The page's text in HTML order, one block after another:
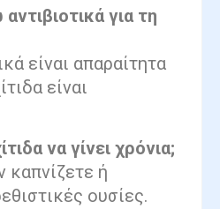
για τη
είναι απαραίτητα
είναι
να γίνει χρόνια;
καπνίζετε ή
ουσίες.